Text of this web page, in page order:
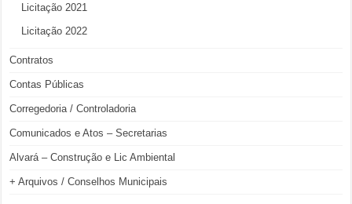
Licitação 2021
Licitação 2022
Contratos
Contas Públicas
Corregedoria / Controladoria
Comunicados e Atos – Secretarias
Alvará – Construção e Lic Ambiental
+ Arquivos / Conselhos Municipais